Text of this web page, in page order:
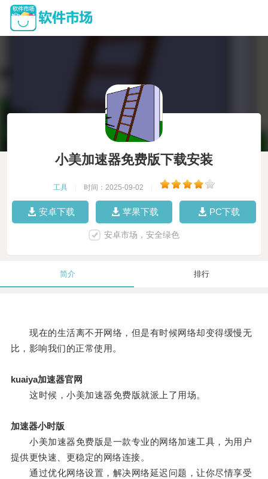
小美加速器免费版下载安装
工具 时间：2025-09-02
安卓下载 苹果下载 PC下载
安卓市场，安全绿色
简介 排行
现在的生活离不开网络，但是有时候网络却变得缓慢无
比，影响我们的正常使用。
kuaiya加速器官网
这时候，小美加速器免费版就派上了用场。
加速器小时版
小美加速器免费版是一款专业的网络加速工具，为用户
提供更快速、更稳定的网络连接。
通过优化网络设置，解决网络延迟问题，让你尽情享受